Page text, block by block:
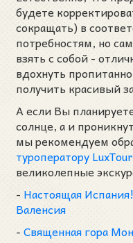
будете
сокращать) в
потребностям, но
взять с собой -
вдохнуть
получить красивый
А если Вы
солнце, а и
мы рекомендуем
туроператору LuxTour
великолепные
- Настоящая
Валенсия
-Священная гора